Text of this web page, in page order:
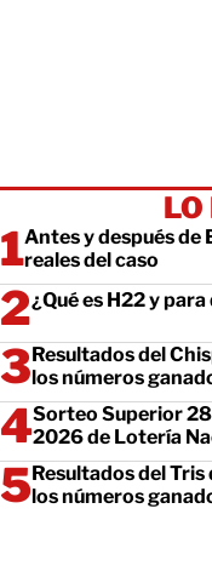
LO
Antes y después de
reales del caso
¿Qué es H22 y
Resultados del
los números
Sorteo Superior
2026 de Lotería
Resultados del Tris
los números